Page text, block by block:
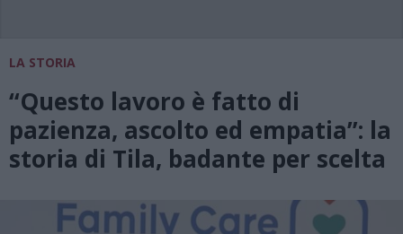
LA STORIA
“Questo lavoro è fatto di
pazienza, ascolto ed empatia”: la
storia di Tila, badante per scelta